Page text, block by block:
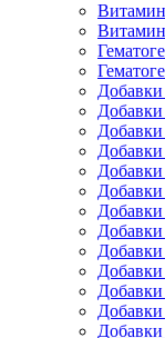
Добавки
Добавки
Добавки